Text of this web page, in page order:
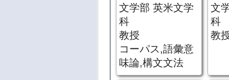
文学部 英米文学
科
教授
コーパス,語彙意
味論,構文文法
文
科
教